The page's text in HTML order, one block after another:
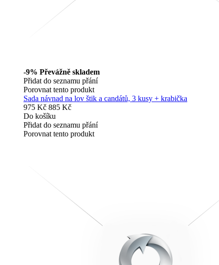
-9% Převážně skladem
Přidat do seznamu přání
Porovnat tento produkt
Sada návnad na lov štik a candátů, 3 kusy + krabička
975 Kč 885 Kč
Do košíku
Přidat do seznamu přání
Porovnat tento produkt